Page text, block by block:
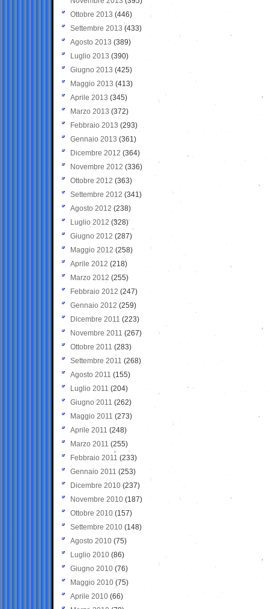
Ottobre 2013 (446)
Settembre 2013 (433)
Agosto 2013 (389)
Luglio 2013 (390)
Giugno 2013 (425)
Maggio 2013 (413)
Aprile 2013 (345)
Marzo 2013 (372)
Febbraio 2013 (293)
Gennaio 2013 (361)
Dicembre 2012 (364)
Novembre 2012 (336)
Ottobre 2012 (363)
Settembre 2012 (341)
Agosto 2012 (238)
Luglio 2012 (328)
Giugno 2012 (287)
Maggio 2012 (258)
Aprile 2012 (218)
Marzo 2012 (255)
Febbraio 2012 (247)
Gennaio 2012 (259)
Dicembre 2011 (223)
Novembre 2011 (267)
Ottobre 2011 (283)
Settembre 2011 (268)
Agosto 2011 (155)
Luglio 2011 (204)
Giugno 2011 (262)
Maggio 2011 (273)
Aprile 2011 (248)
Marzo 2011 (255)
Febbraio 2011 (233)
Gennaio 2011 (253)
Dicembre 2010 (237)
Novembre 2010 (187)
Ottobre 2010 (157)
Settembre 2010 (148)
Agosto 2010 (75)
Luglio 2010 (86)
Giugno 2010 (76)
Maggio 2010 (75)
Aprile 2010 (66)